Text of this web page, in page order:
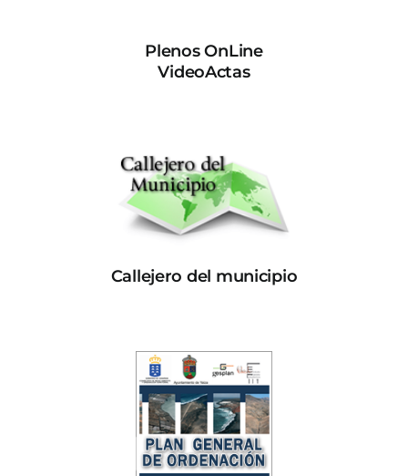
Plenos OnLine
VideoActas
Callejero del municipio